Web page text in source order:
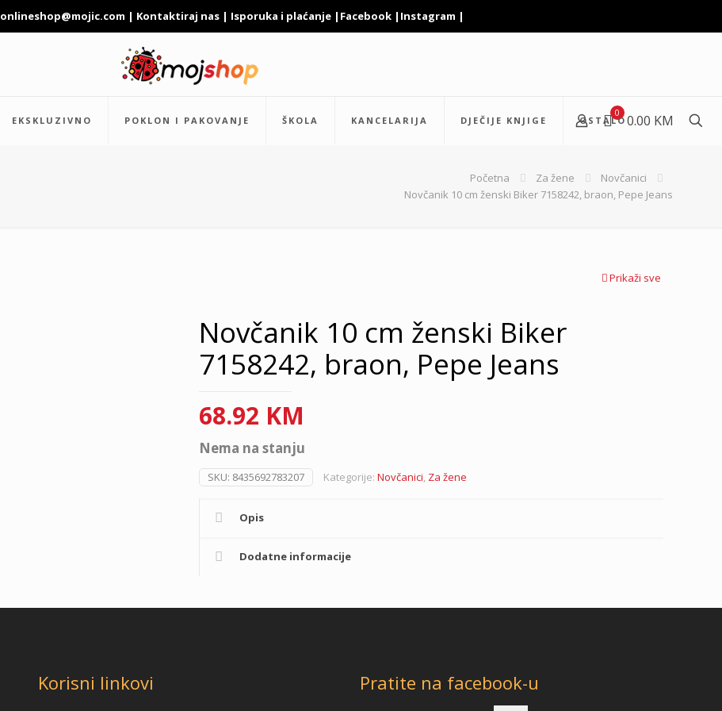
onlineshop@mojic.com | Kontaktiraj nas | Isporuka i plaćanje | Facebook | Instagram |
EKSKLUZIVNO POKLON I PAKOVANJE ŠKOLA KANCELARIJA DJEČIJE KNJIGE OSTALO
0 0.00 KM
Početna Za žene
Novčanici
Novčanik 10 cm ženski Biker 7158242, braon, Pepe Jeans
Prikaži sve
Novčanik 10 cm ženski Biker
7158242, braon, Pepe Jeans
68.92 KM
Nema na stanju
SKU: 8435692783207 Kategorije: Novčanici, Za žene
Opis
Dodatne informacije
Korisni linkovi Pratite na facebook-u